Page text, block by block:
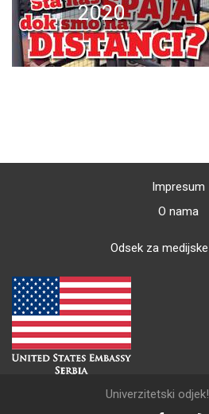
2020
Impresum
O nama
Odsek za
Univerzitetski